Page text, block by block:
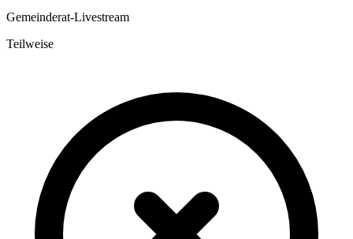
Gemeinderat-Livestream
Teilweise